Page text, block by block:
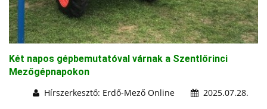
Két napos gépbemutatóval várnak a Szentlőrinci
Mezőgépnapokon
Hírszerkesztő: Erdő-Mező Online
2025.07.28.